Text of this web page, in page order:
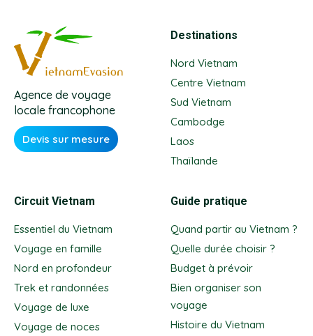
Agence de voyage
locale francophone
Devis sur mesure
Destinations
Nord Vietnam
Centre Vietnam
Sud Vietnam
Cambodge
Laos
Thaïlande
Circuit Vietnam
Essentiel du Vietnam
Voyage en famille
Nord en profondeur
Trek et randonnées
Voyage de luxe
Voyage de noces
Guide pratique
Quand partir au Vietnam ?
Quelle durée choisir ?
Budget à prévoir
Bien organiser son
voyage
Histoire du Vietnam